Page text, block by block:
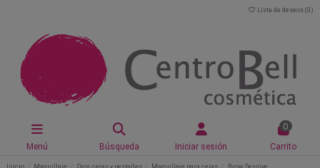
Lista de deseos (0 )
Menú Búsqueda Iniciar sesión
0
Carrito
Inicio Maquillaje Ojos, cejas y pestañas Maquillaje para cejas
Brow Sessive